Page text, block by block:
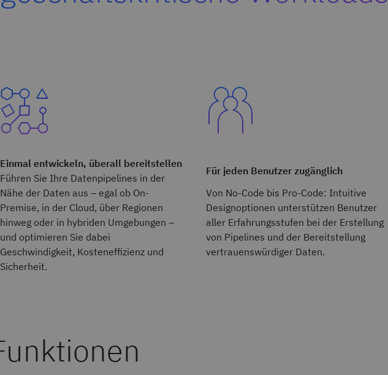
Einmal entwickeln, überall bereitstellen
Führen Sie Ihre Datenpipelines in der
Nähe der Daten aus – egal ob On-
Premise, in der Cloud, über Regionen
hinweg oder in hybriden Umgebungen –
und optimieren Sie dabei
Geschwindigkeit, Kosteneffizienz und
Sicherheit.
Für jeden Benutzer zugänglich
Von No-Code bis Pro-Code: Intuitive
Designoptionen unterstützen Benutzer
aller Erfahrungsstufen bei der Erstellung
von Pipelines und der Bereitstellung
vertrauenswürdiger Daten.